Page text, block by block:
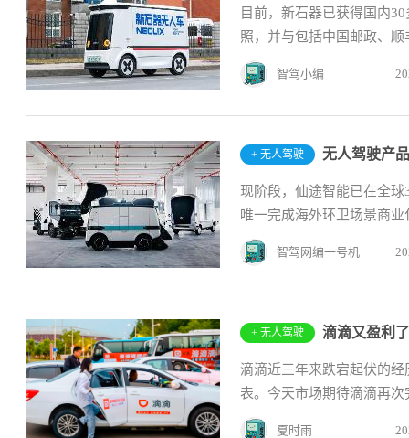
目前，新石器已获得国内
照，并与包括中国邮政、
智驾小编
+ 无人驾驶 无人驾驶产
现阶段，仙途智能已在全
唯一完成海外环卫场景商
智驾网编一号机
+ 无人驾驶 滴滴又盈利
滴滴近三年来跌宕起伏的
表。今天市场期待滴滴再
夏时雨